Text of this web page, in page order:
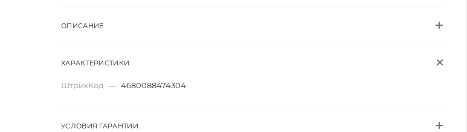
ОПИСАНИЕ
ХАРАКТЕРИСТИКИ
ШтрихКод — 4680088474304
УСЛОВИЯ ГАРАНТИИ